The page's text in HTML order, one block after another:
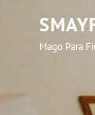
Mago Para